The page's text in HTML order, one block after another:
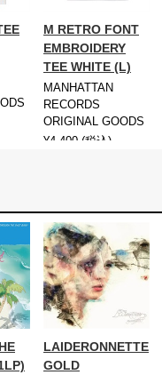
M RETRO FONT
EMBROIDERY
TEE WHITE (L)
MANHATTAN
RECORDS
ORIGINAL GOODS
¥4,400 (税込)
LAIDERONNETTE
GOLD